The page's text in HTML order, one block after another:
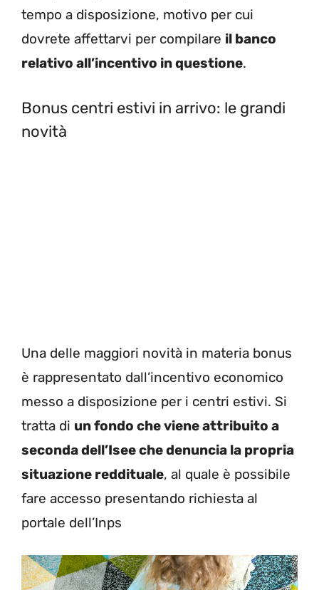
tempo a disposizione, motivo per cui
dovrete affettarvi per compilare il banco
relativo all’incentivo in questione.
Bonus centri estivi in arrivo: le grandi
novità
Una delle maggiori novità in materia bonus
è rappresentato dall’incentivo economico
messo a disposizione per i centri estivi. Si
tratta di un fondo che viene attribuito a
seconda dell’Isee che denuncia la propria
situazione reddituale, al quale è possibile
fare accesso presentando richiesta al
portale dell’Inps